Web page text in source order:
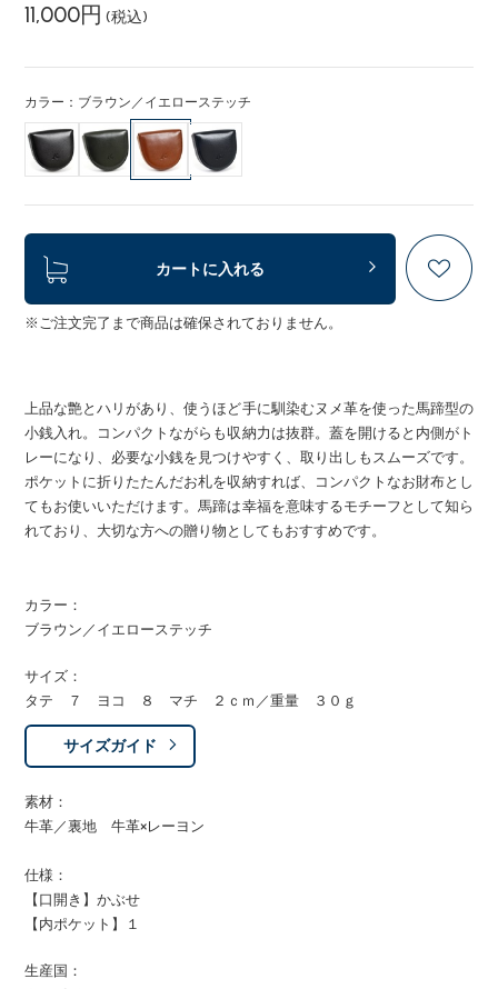
11,000円 (税込)
カラー：ブラウン／イエローステッチ
カートに入れる
※ご注文完了まで商品は確保されておりません。
上品な艶とハリがあり、使うほど手に馴染むヌメ革を使った馬蹄型の
小銭入れ。コンパクトながらも収納力は抜群。蓋を開けると内側がト
レーになり、必要な小銭を見つけやすく、取り出しもスムーズです。
ポケットに折りたたんだお札を収納すれば、コンパクトなお財布とし
てもお使いいただけます。馬蹄は幸福を意味するモチーフとして知ら
れており、大切な方への贈り物としてもおすすめです。
カラー：
ブラウン／イエローステッチ
サイズ：
タテ ７ ヨコ ８ マチ ２ｃｍ／重量 ３０ｇ
サイズガイド
素材：
牛革／裏地 牛革×レーヨン
仕様：
【口開き】かぶせ
【内ポケット】１
生産国：